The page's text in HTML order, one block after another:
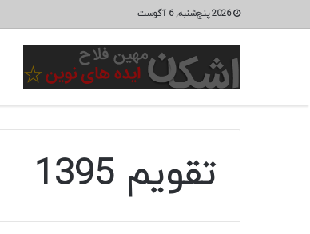
2026 پنج‌شنبه, 6 آگوست
تقویم 1395